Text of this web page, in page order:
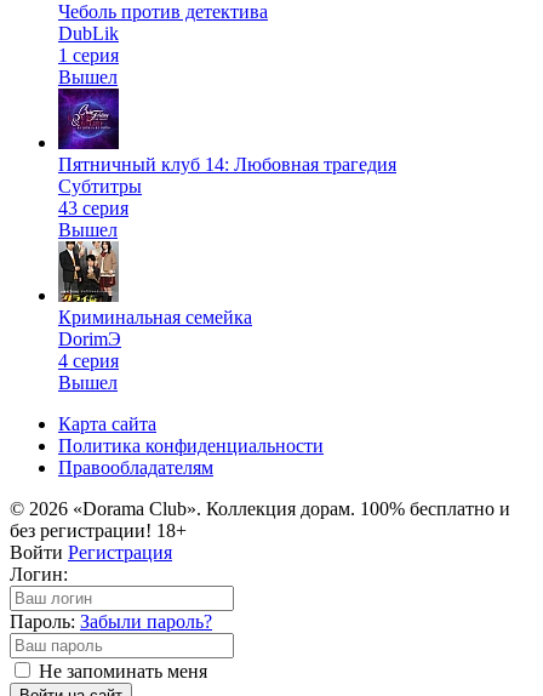
Чеболь против детектива
DubLik
1 серия
Вышел
Пятничный клуб 14: Любовная трагедия
Субтитры
43 серия
Вышел
Криминальная семейка
DorimЭ
4 серия
Вышел
Карта сайта
Политика конфиденциальности
Правообладателям
© 2026 «Dorama Club». Коллекция дорам. 100% бесплатно и
без регистрации! 18+
Войти Регистрация
Логин:
Пароль: Забыли пароль?
Не запоминать меня